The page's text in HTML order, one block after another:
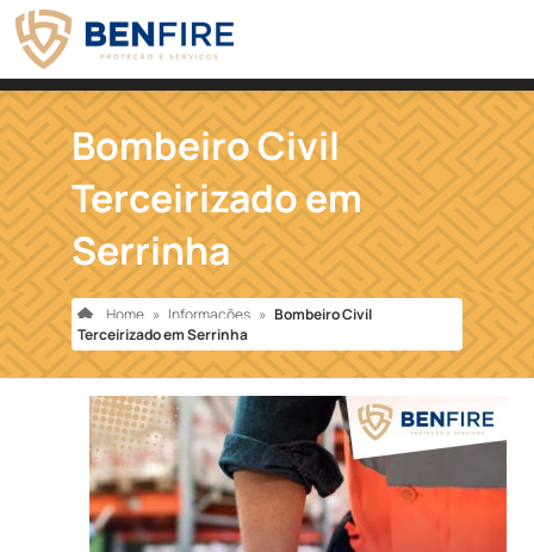
Bombeiro Civil
Terceirizado em
Serrinha
Home » Informações » Bombeiro Civil
Terceirizado em Serrinha